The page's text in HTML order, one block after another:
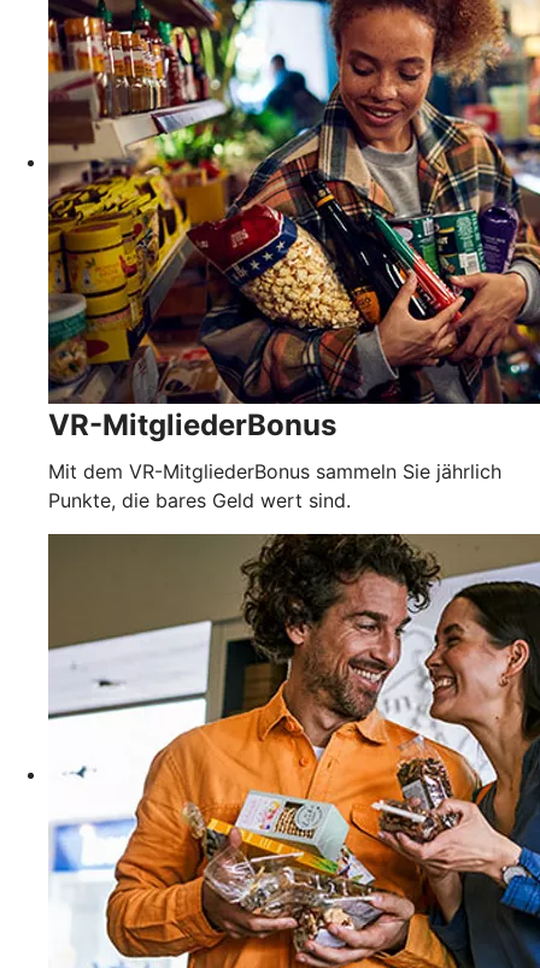
VR-MitgliederBonus
Mit dem VR-MitgliederBonus sammeln Sie jährlich
Punkte, die bares Geld wert sind.